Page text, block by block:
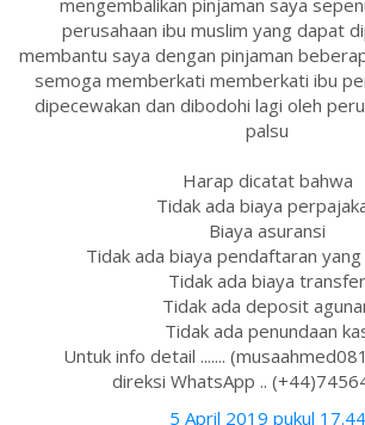
mengembalikan pinjaman saya
perusahaan ibu muslim yang dapat
membantu saya dengan pinjaman
semoga memberkati memberkati ibu
dipecewakan dan dibodohi lagi oleh
palsu
Harap dicatat bahwa
Tidak ada biaya
Biaya asuransi
Tidak ada biaya pendaftaran
Tidak ada biaya transfer
Tidak ada deposit
Tidak ada penundaan
Untuk info detail .......
direksi WhatsApp ..
5 April 2019 pukul 17.44